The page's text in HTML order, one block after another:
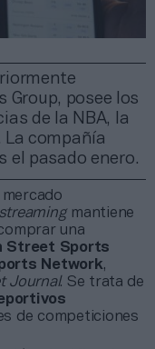
Group, posee los
de la NBA, la
La compañía
el pasado enero.
streaming mantiene
una
Street Sports
Network,
Journal. Se trata de
de competiciones